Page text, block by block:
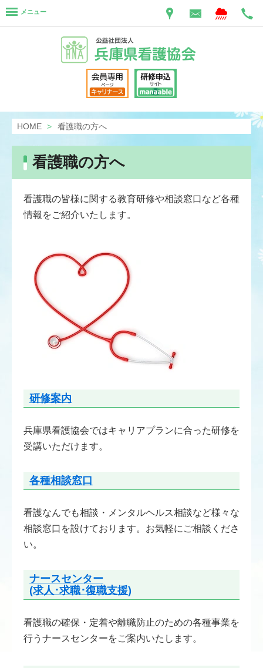
メニュー
HOME 看護職の方へ
看護職の方へ
看護職の皆様に関する教育研修や相談窓口など各種
情報をご紹介いたします。
研修案内
兵庫県看護協会ではキャリアプランに合った研修を
受講いただけます。
各種相談窓口
看護なんでも相談・メンタルヘルス相談など様々な
相談窓口を設けております。お気軽にご相談くださ
い。
ナースセンター
(求人･求職･復職支援)
看護職の確保・定着や離職防止のための各種事業を
行うナースセンターをご案内いたします。